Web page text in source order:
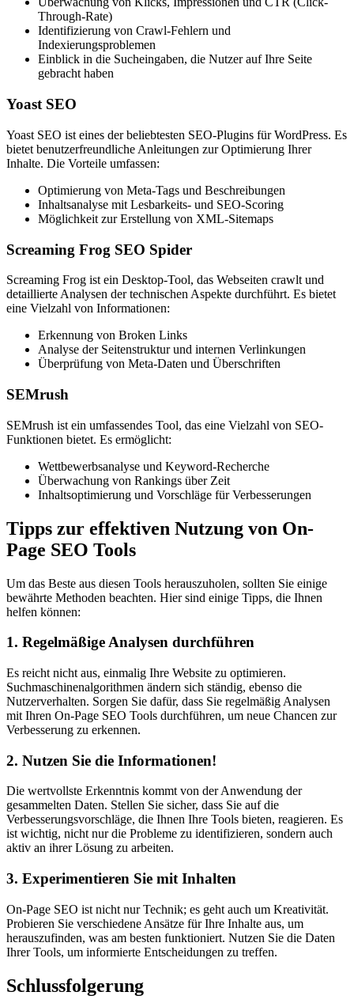
Through-Rate)
Identifizierung von Crawl-Fehlern und
Indexierungsproblemen
Einblick in die Sucheingaben, die Nutzer auf Ihre Seite
gebracht haben
Yoast SEO
Yoast SEO ist eines der beliebtesten SEO-Plugins für WordPress. Es
bietet benutzerfreundliche Anleitungen zur Optimierung Ihrer
Inhalte. Die Vorteile umfassen:
Optimierung von Meta-Tags und Beschreibungen
Inhaltsanalyse mit Lesbarkeits- und SEO-Scoring
Möglichkeit zur Erstellung von XML-Sitemaps
Screaming Frog SEO Spider
Screaming Frog ist ein Desktop-Tool, das Webseiten crawlt und
detaillierte Analysen der technischen Aspekte durchführt. Es bietet
eine Vielzahl von Informationen:
Erkennung von Broken Links
Analyse der Seitenstruktur und internen Verlinkungen
Überprüfung von Meta-Daten und Überschriften
SEMrush
SEMrush ist ein umfassendes Tool, das eine Vielzahl von SEO-
Funktionen bietet. Es ermöglicht:
Wettbewerbsanalyse und Keyword-Recherche
Überwachung von Rankings über Zeit
Inhaltsoptimierung und Vorschläge für Verbesserungen
Tipps zur effektiven Nutzung von On-
Page SEO Tools
Um das Beste aus diesen Tools herauszuholen, sollten Sie einige
bewährte Methoden beachten. Hier sind einige Tipps, die Ihnen
helfen können:
1. Regelmäßige Analysen durchführen
Es reicht nicht aus, einmalig Ihre Website zu optimieren.
Suchmaschinenalgorithmen ändern sich ständig, ebenso die
Nutzerverhalten. Sorgen Sie dafür, dass Sie regelmäßig Analysen
mit Ihren On-Page SEO Tools durchführen, um neue Chancen zur
Verbesserung zu erkennen.
2. Nutzen Sie die Informationen!
Die wertvollste Erkenntnis kommt von der Anwendung der
gesammelten Daten. Stellen Sie sicher, dass Sie auf die
Verbesserungsvorschläge, die Ihnen Ihre Tools bieten, reagieren. Es
ist wichtig, nicht nur die Probleme zu identifizieren, sondern auch
aktiv an ihrer Lösung zu arbeiten.
3. Experimentieren Sie mit Inhalten
On-Page SEO ist nicht nur Technik; es geht auch um Kreativität.
Probieren Sie verschiedene Ansätze für Ihre Inhalte aus, um
herauszufinden, was am besten funktioniert. Nutzen Sie die Daten
Ihrer Tools, um informierte Entscheidungen zu treffen.
Schlussfolgerung